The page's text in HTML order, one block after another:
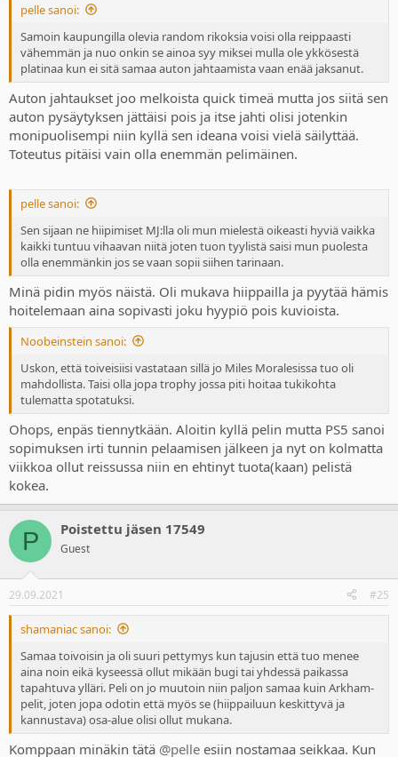
pelle sanoi:
Samoin kaupungilla olevia random rikoksia voisi olla reippaasti
vähemmän ja nuo onkin se ainoa syy miksei mulla ole ykkösestä
platinaa kun ei sitä samaa auton jahtaamista vaan enää jaksanut.
Auton jahtaukset joo melkoista quick timeä mutta jos siitä sen
auton pysäytyksen jättäisi pois ja itse jahti olisi jotenkin
monipuolisempi niin kyllä sen ideana voisi vielä säilyttää.
Toteutus pitäisi vain olla enemmän pelimäinen.
pelle sanoi:
Sen sijaan ne hiipimiset MJ:lla oli mun mielestä oikeasti hyviä vaikka
kaikki tuntuu vihaavan niitä joten tuon tyylistä saisi mun puolesta
olla enemmänkin jos se vaan sopii siihen tarinaan.
Minä pidin myös näistä. Oli mukava hiippailla ja pyytää hämis
hoitelemaan aina sopivasti joku hyypiö pois kuvioista.
Noobeinstein sanoi:
Uskon, että toiveisiisi vastataan sillä jo Miles Moralesissa tuo oli
mahdollista. Taisi olla jopa trophy jossa piti hoitaa tukikohta
tulematta spotatuksi.
Ohops, enpäs tiennytkään. Aloitin kyllä pelin mutta PS5 sanoi
sopimuksen irti tunnin pelaamisen jälkeen ja nyt on kolmatta
viikkoa ollut reissussa niin en ehtinyt tuota(kaan) pelistä
kokea.
P Poistettu jäsen 17549
Guest
29.09.2021 #25
shamaniac sanoi:
Samaa toivoisin ja oli suuri pettymys kun tajusin että tuo menee
aina noin eikä kyseessä ollut mikään bugi tai yhdessä paikassa
tapahtuva ylläri. Peli on jo muutoin niin paljon samaa kuin Arkham-
pelit, joten jopa odotin että myös se (hiippailuun keskittyvä ja
kannustava) osa-alue olisi ollut mukana.
Komppaan minäkin tätä @pelle esiin nostamaa seikkaa. Kun